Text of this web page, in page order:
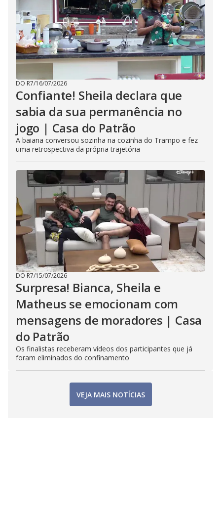
DO R7/16/07/2026
Confiante! Sheila declara que
sabia da sua permanência no
jogo | Casa do Patrão
A baiana conversou sozinha na cozinha do Trampo e fez
uma retrospectiva da própria trajetória
DO R7/15/07/2026
Surpresa! Bianca, Sheila e
Matheus se emocionam com
mensagens de moradores | Casa
do Patrão
Os finalistas receberam vídeos dos participantes que já
foram eliminados do confinamento
VEJA MAIS NOTÍCIAS